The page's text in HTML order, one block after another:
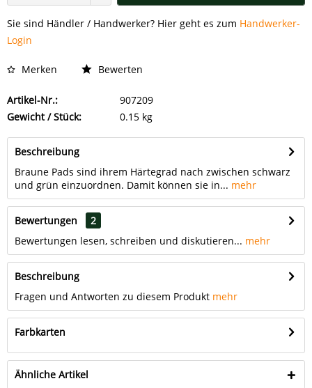
Sie sind Händler / Handwerker? Hier geht es zum Handwerker-
Login
Merken Bewerten
Artikel-Nr.:
907209
Gewicht / Stück:
0.15 kg
Beschreibung
Braune Pads sind ihrem Härtegrad nach zwischen schwarz
und grün einzuordnen. Damit können sie in... mehr
Bewertungen
2
Bewertungen lesen, schreiben und diskutieren... mehr
Beschreibung
Fragen und Antworten zu diesem Produkt mehr
Farbkarten
Ähnliche Artikel